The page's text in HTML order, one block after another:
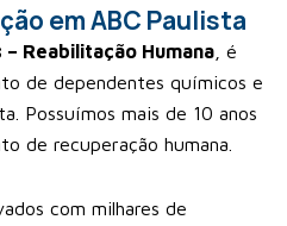
em ABC Paulista
Reabilitação Humana , é
de dependentes químicos e
Possuímos mais de 10 anos
de recuperação humana.
com milhares de